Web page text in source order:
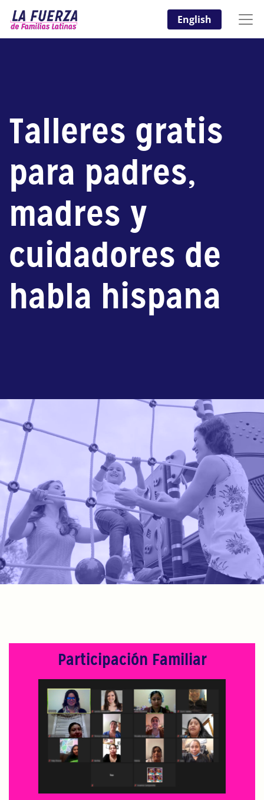
English
Talleres gratis
para padres,
madres y
cuidadores de
habla hispana
Participación Familiar